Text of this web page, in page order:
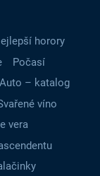
horory
Počasí
Auto – katalog
víno
vera